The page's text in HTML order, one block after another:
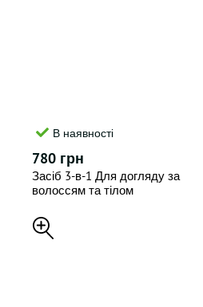
В наявності
780 грн
Засіб 3-в-1 Для догляду за
волоссям та тілом